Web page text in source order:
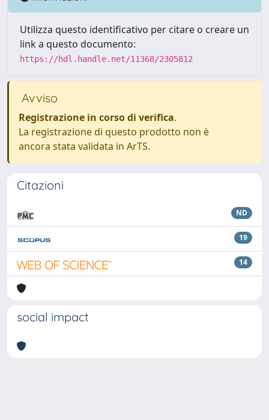
Utilizza questo identificativo per citare o creare un
link a questo documento:
https://hdl.handle.net/11368/2305812
Avviso
Registrazione in corso di verifica.
La registrazione di questo prodotto non è
ancora stata validata in ArTS.
Citazioni
ND
19
14
social impact